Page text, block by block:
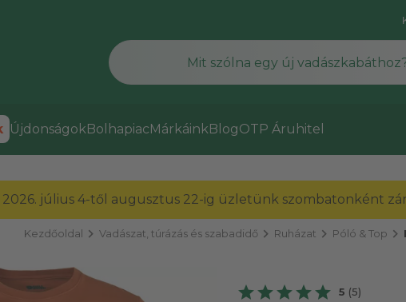
ÚjdonságokBolhapiacMárkáinkBlogOTP Áruhitel
2026. július 4-től augusztus 22-ig üzletünk szombatonként
Kezdőoldal chevron_right Vadászat, túrázás és szabadidőchevron_right Ruházat chevron_right Póló & Top chevron_right
5 (5)